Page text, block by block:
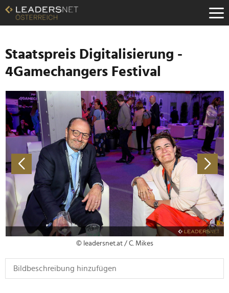
Zum
Inhalt
Zur
Navigation
Zur
Hauptnavigation
Staatspreis Digitalisierung -
4Gamechangers Festival
© leadersnet.at / C. Mikes